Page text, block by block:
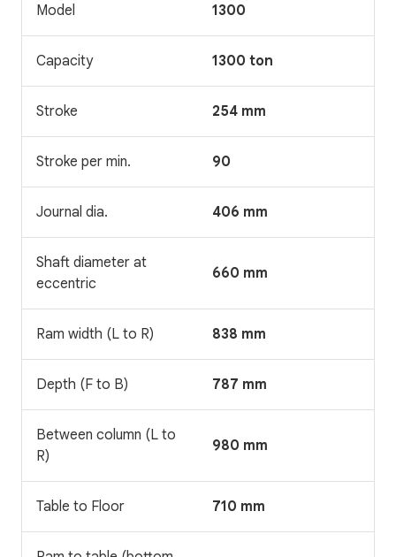
Model 1300
Capacity 1300 ton
Stroke 254 mm
Stroke per min. 90
Journal dia. 406 mm
Shaft diameter at
eccentric
660 mm
Ram width (L to R) 838 mm
Depth (F to B) 787 mm
Between column (L to
R)
980 mm
Table to Floor 710 mm